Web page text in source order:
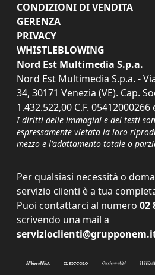
CONDIZIONI DI VENDITA
GERENZA
PRIVACY
WHISTLEBLOWING
Nord Est Multimedia S.p.a.
Nord Est Multimedia S.p.a. -
34, 30171 Venezia (VE). Cap.
1.432.522,00 C.F. 05412000266
I diritti delle immagini e dei testi
espressamente vietata la loro
mezzo e l'adattamento totale o
Per qualsiasi necessità o
servizio clienti è a tua
Puoi contattarci al numero 02
scrivendo una mail a